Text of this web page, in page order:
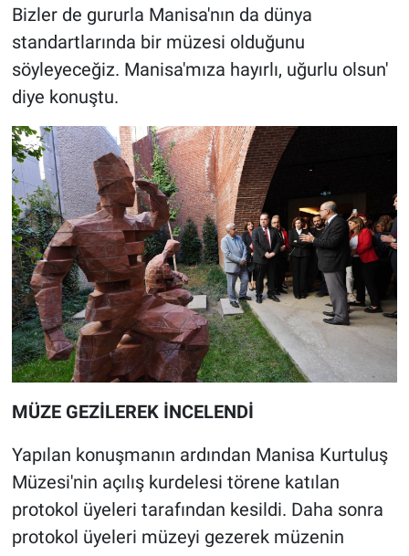
Bizler de gururla Manisa'nın da dünya
standartlarında bir müzesi olduğunu
söyleyeceğiz. Manisa'mıza hayırlı, uğurlu olsun'
diye konuştu.
MÜZE GEZİLEREK İNCELENDİ
Yapılan konuşmanın ardından Manisa Kurtuluş
Müzesi'nin açılış kurdelesi törene katılan
protokol üyeleri tarafından kesildi. Daha sonra
protokol üyeleri müzeyi gezerek müzenin